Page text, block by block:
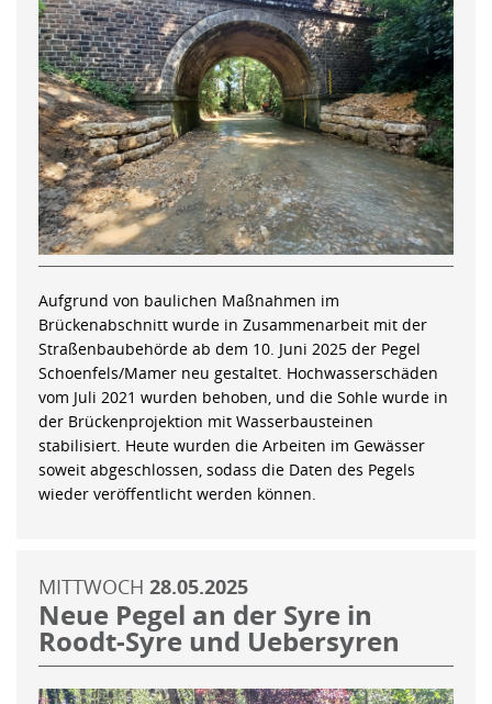
Aufgrund von baulichen Maßnahmen im
Brückenabschnitt wurde in Zusammenarbeit mit der
Straßenbaubehörde ab dem 10. Juni 2025 der Pegel
Schoenfels/Mamer neu gestaltet. Hochwasserschäden
vom Juli 2021 wurden behoben, und die Sohle wurde in
der Brückenprojektion mit Wasserbausteinen
stabilisiert. Heute wurden die Arbeiten im Gewässer
soweit abgeschlossen, sodass die Daten des Pegels
wieder veröffentlicht werden können.
MITTWOCH 28.05.2025
Neue Pegel an der Syre in
Roodt-Syre und Uebersyren